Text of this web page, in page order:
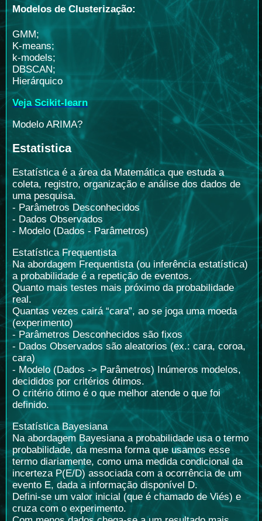
Modelos de Clusterização:
GMM;
K-means;
k-models;
DBSCAN;
Hierárquico
Veja Scikit-learn
Modelo ARIMA?
Estatistica
Estatística é a área da Matemática que estuda a
coleta, registro, organização e análise dos dados de
uma pesquisa.
- Parâmetros Desconhecidos
- Dados Observados
- Modelo (Dados - Parâmetros)
Estatística Frequentista
Na abordagem Frequentista (ou inferência estatística)
a probabilidade é a repetição de eventos.
Quanto mais testes mais próximo da probabilidade
real.
Quantas vezes cairá “cara”, ao se joga uma moeda
(experimento)
- Parâmetros Desconhecidos são fixos
- Dados Observados são aleatorios (ex.: cara, coroa,
cara)
- Modelo (Dados -> Parâmetros) Inúmeros modelos,
decididos por critérios ótimos.
O critério ótimo é o que melhor atende o que foi
definido.
Estatística Bayesiana
Na abordagem Bayesiana a probabilidade usa o termo
probabilidade, da mesma forma que usamos esse
termo diariamente, como uma medida condicional da
incerteza P(E/D) associada com a ocorrência de um
evento E, dada a informação disponível D.
Defini-se um valor inicial (que é chamado de Viés) e
cruza com o experimento.